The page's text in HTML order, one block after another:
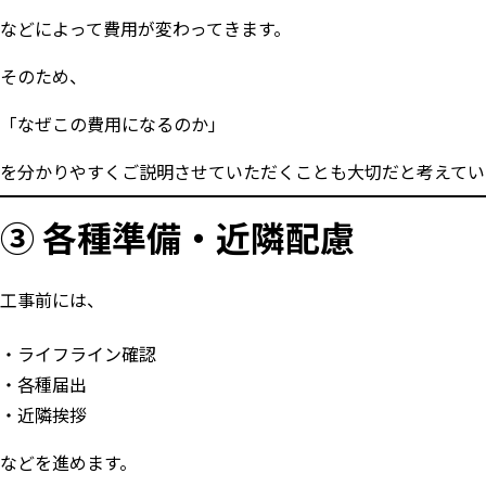
などによって費用が変わってきます。
そのため、
「なぜこの費用になるのか」
を分かりやすくご説明させていただくことも大切だと考えて
③ 各種準備・近隣配慮
工事前には、
ライフライン確認
各種届出
近隣挨拶
などを進めます。